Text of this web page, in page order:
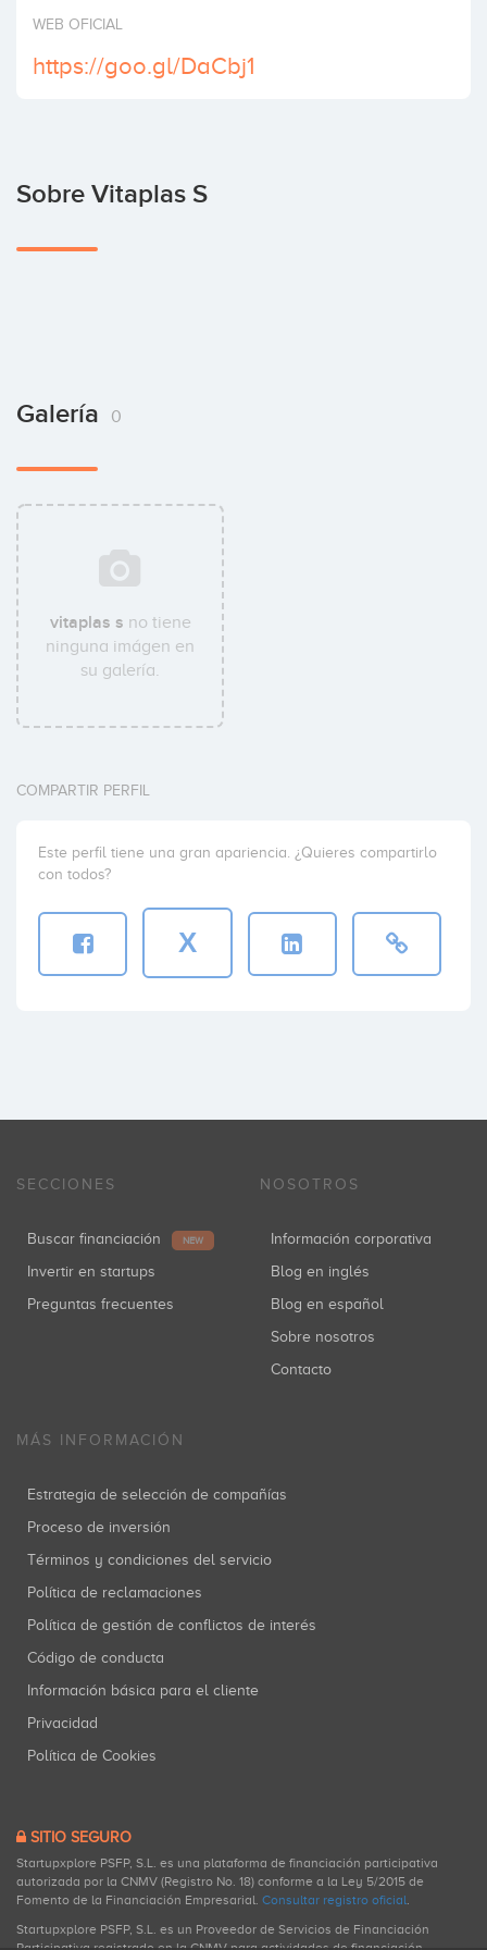
Invertir
WEB OFICIAL
https://goo.gl/DaCbj1
Sobre Vitaplas S
Galería 0
vitaplas s no tiene
ninguna imágen en
su galería.
COMPARTIR PERFIL
Este perfil tiene una gran apariencia. ¿Quieres compartirlo
con todos?
X
SECCIONES
Buscar financiación NEW
Invertir en startups
Preguntas frecuentes
NOSOTROS
Información corporativa
Blog en inglés
Blog en español
Sobre nosotros
Contacto
MÁS INFORMACIÓN
Estrategia de selección de compañías
Proceso de inversión
Términos y condiciones del servicio
Política de reclamaciones
Política de gestión de conflictos de interés
Código de conducta
Información básica para el cliente
Privacidad
Política de Cookies
SITIO SEGURO
Startupxplore PSFP, S.L. es una plataforma de financiación participativa
autorizada por la CNMV (Registro No. 18) conforme a la Ley 5/2015 de
Fomento de la Financiación Empresarial. Consultar registro oficial.
Startupxplore PSFP, S.L. es un Proveedor de Servicios de Financiación